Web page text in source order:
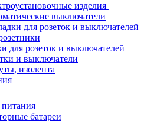
изделия
выключатели
для розеток и выключателей
для розеток и выключателей
и выключатели
изолента
батареи